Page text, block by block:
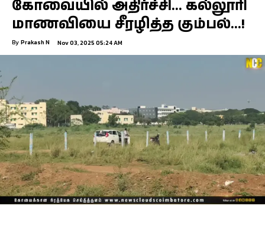
கோவையில் அதிர்ச்சி… கல்லூரி
மாணவியை சீரழித்த கும்பல்…!
By Prakash N Nov 03, 2025 05:24 AM